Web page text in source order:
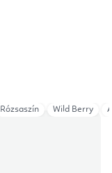
Rózsaszín Wild Berry